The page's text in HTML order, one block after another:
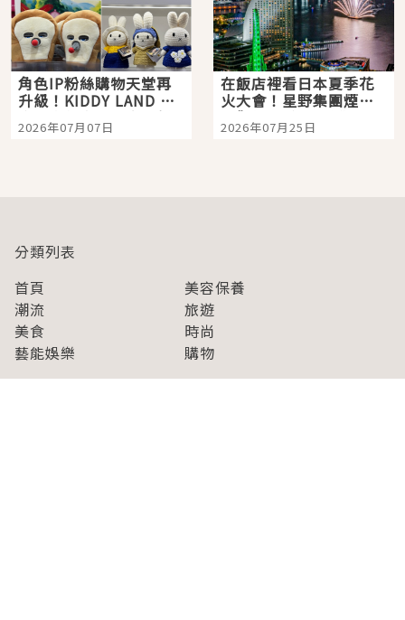
角色IP粉絲購物天堂再
升級！KIDDY LAND 原
宿店吉伊卡哇迎客，新
開幕 OMOKADO 店3分
2026年07月07日
在飯店裡看日本夏季花
火大會！星野集團煙火
景觀飯店6選，讓你不用
人擠人悠閒欣賞
2026年07月25日
分類列表
首頁
美容保養
潮流
旅遊
美食
時尚
藝能娛樂
購物